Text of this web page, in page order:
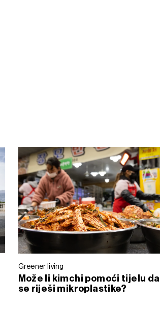
Greener living
Može li kimchi pomoći tijelu da
se riješi mikroplastike?